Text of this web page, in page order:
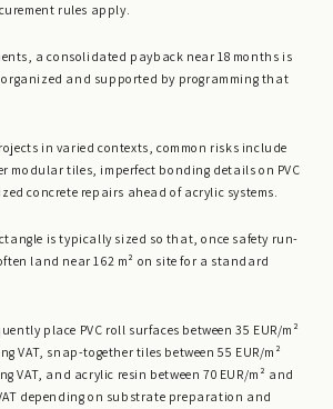
rules apply.
a consolidated payback near 18 months is
organized and supported by programming that
in varied contexts, common risks include
modular tiles, imperfect bonding details on PVC
concrete repairs ahead of acrylic systems.
is typically sized so that, once safety run-
land near 162 m² on site for a standard
place PVC roll surfaces between 35 EUR/m²
VAT, snap-together tiles between 55 EUR/m²
VAT, and acrylic resin between 70 EUR/m² and
depending on substrate preparation and